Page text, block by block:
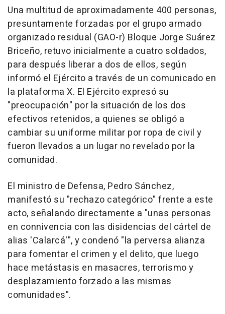
Una multitud de aproximadamente 400 personas,
presuntamente forzadas por el grupo armado
organizado residual (GAO-r) Bloque Jorge Suárez
Briceño, retuvo inicialmente a cuatro soldados,
para después liberar a dos de ellos, según
informó el Ejército a través de un comunicado en
la plataforma X. El Ejército expresó su
"preocupación" por la situación de los dos
efectivos retenidos, a quienes se obligó a
cambiar su uniforme militar por ropa de civil y
fueron llevados a un lugar no revelado por la
comunidad.
El ministro de Defensa, Pedro Sánchez,
manifestó su "rechazo categórico" frente a este
acto, señalando directamente a "unas personas
en connivencia con las disidencias del cártel de
alias 'Calarcá'", y condenó "la perversa alianza
para fomentar el crimen y el delito, que luego
hace metástasis en masacres, terrorismo y
desplazamiento forzado a las mismas
comunidades".